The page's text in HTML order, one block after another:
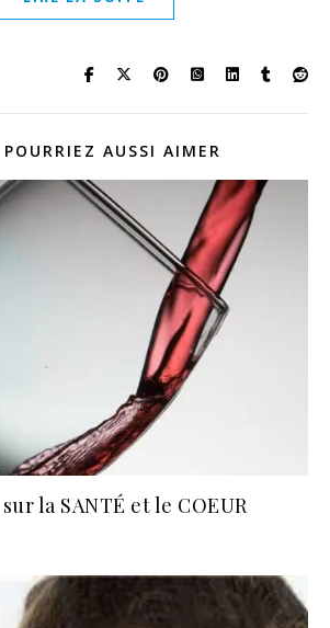
AUSSI AIMER
la SANTÉ et le COEUR